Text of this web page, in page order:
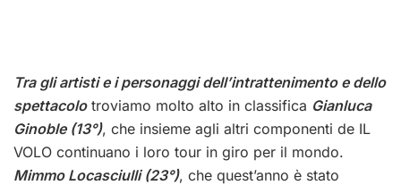
Tra gli artisti e i personaggi dell’intrattenimento e dello
spettacolotroviamo molto alto in classifica Gianluca
Ginoble (13°), che insieme agli altri componenti de IL
VOLO continuano i loro tour in giro per il mondo.
Mimmo Locasciulli (23°), che quest’anno è stato